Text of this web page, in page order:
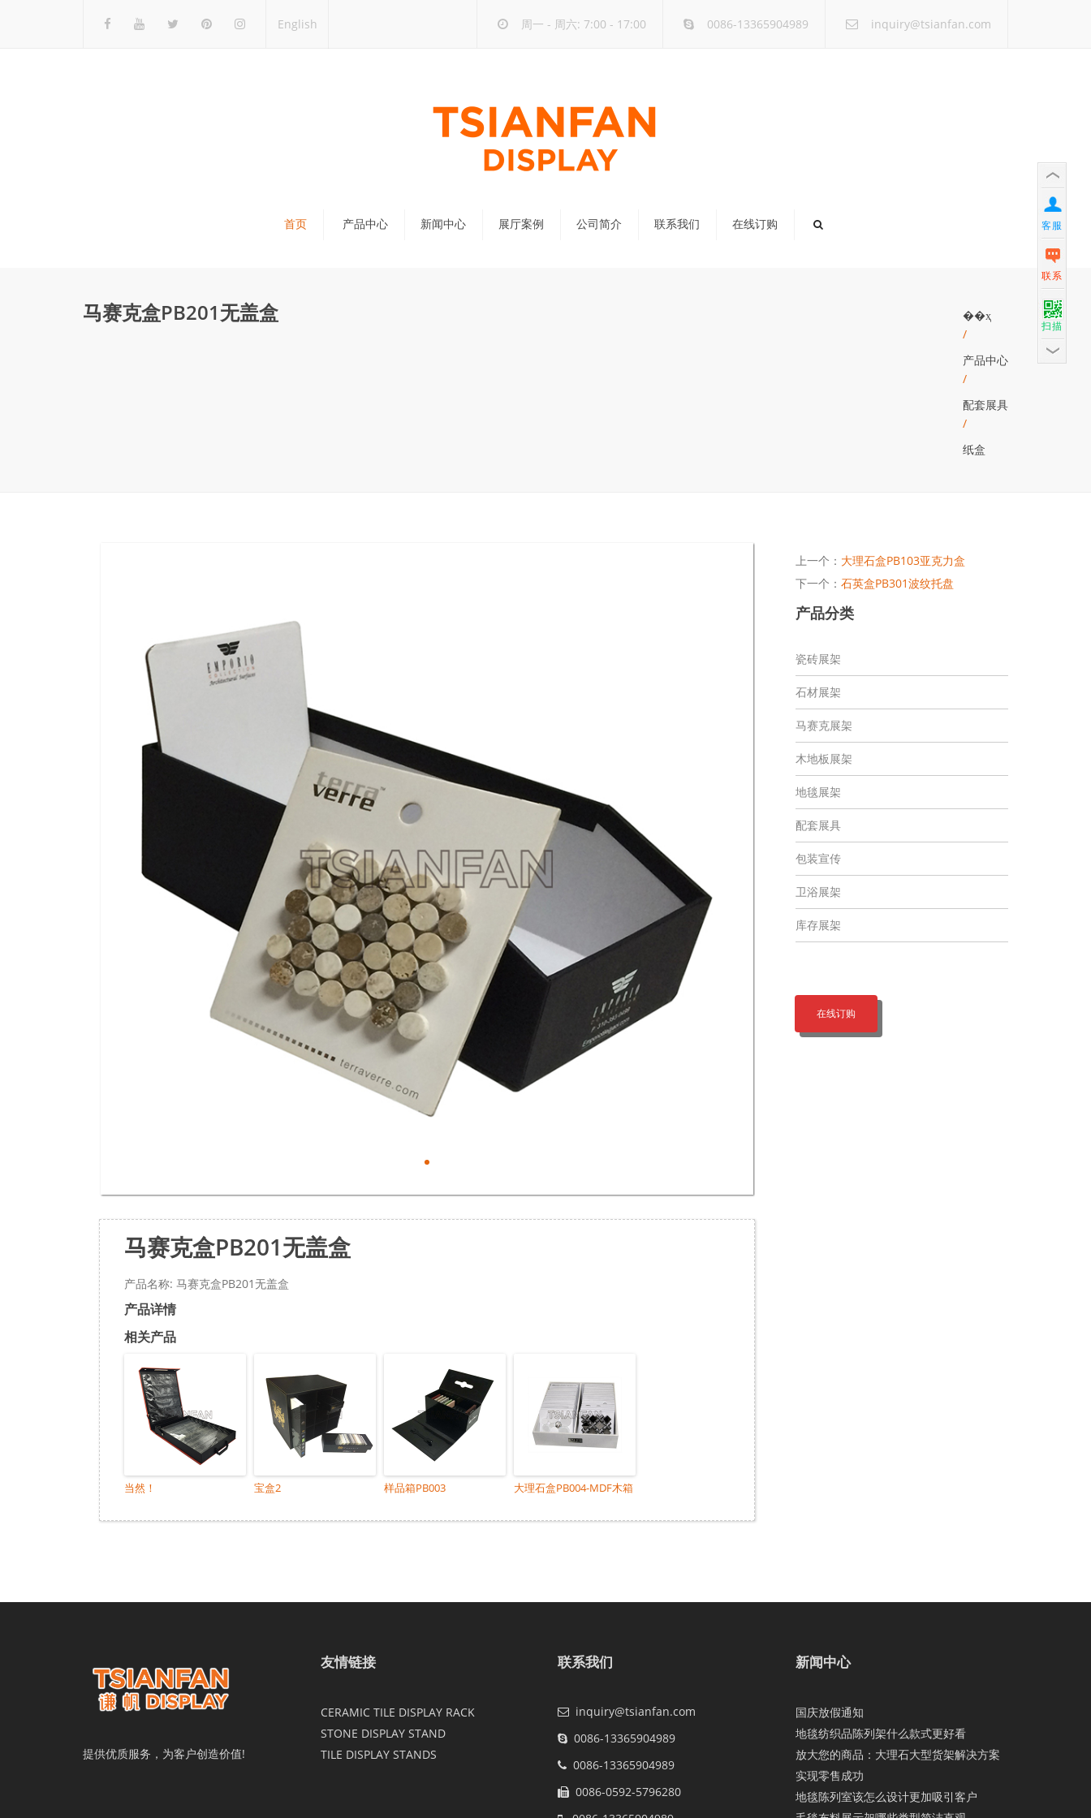
English 周一 - 周六: 7:00 - 17:00 0086-13365904989 inquiry@tsianfan.com
首页 产品中心 新闻中心 展厅案例 公司简介 联系我们 在线订购
马赛克盒PB201无盖盒
��ҳ
/
产品中心
/
配套展具
/
纸盒
马赛克盒PB201无盖盒
产品名称: 马赛克盒PB201无盖盒
产品详情
相关产品
当然！ 宝盒2 样品箱PB003 大理石盒PB004-MDF木箱
上一个： 大理石盒PB103亚克力盒
下一个： 石英盒PB301波纹托盘
产品分类
瓷砖展架
石材展架
马赛克展架
木地板展架
地毯展架
配套展具
包装宣传
卫浴展架
库存展架
在线订购
提供优质服务，为客户创造价值!
友情链接
CERAMIC TILE DISPLAY RACK
STONE DISPLAY STAND
TILE DISPLAY STANDS
联系我们
inquiry@tsianfan.com
0086-13365904989
0086-13365904989
0086-0592-5796280
新闻中心
国庆放假通知
地毯纺织品陈列架什么款式更好看
放大您的商品：大理石大型货架解决方案
实现零售成功
地毯陈列室该怎么设计更加吸引客户
客服
联系
扫描